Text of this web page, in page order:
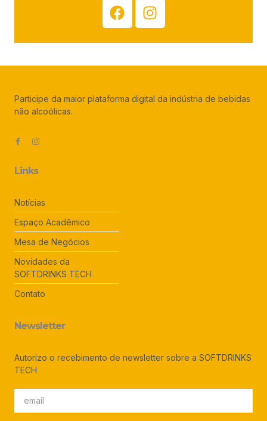
Participe da maior plataforma digital da indústria de bebidas
não alcoólicas.
Links
Notícias
Espaço Acadêmico
Mesa de Negócios
Novidades da
SOFTDRINKS TECH
Contato
Newsletter
Autorizo o recebimento de newsletter sobre a SOFTDRINKS
TECH